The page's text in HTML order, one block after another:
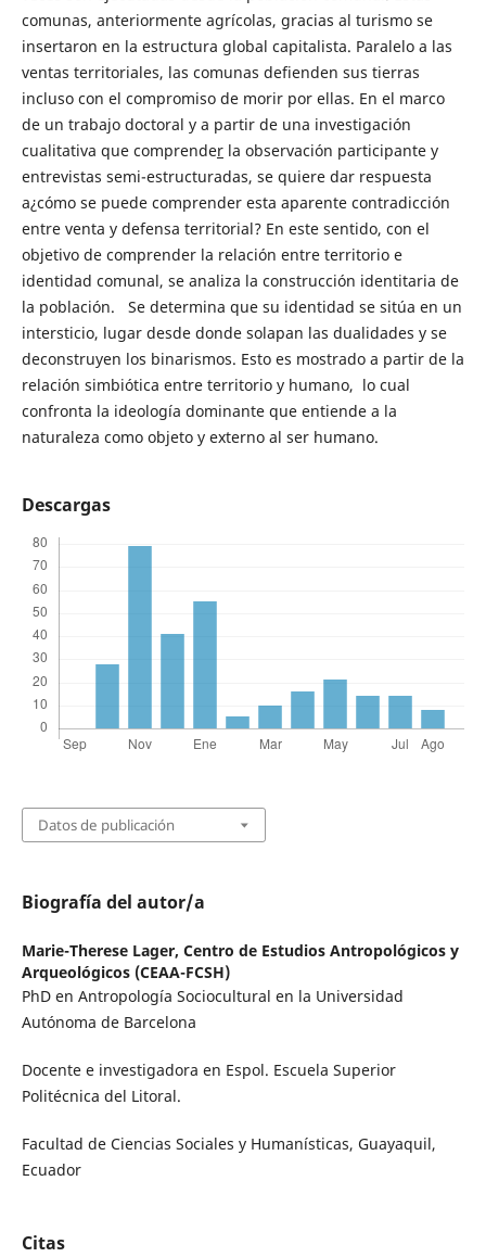
comunas, anteriormente agrícolas, gracias al turismo se
insertaron en la estructura global capitalista. Paralelo a las
ventas territoriales, las comunas defienden sus tierras
incluso con el compromiso de morir por ellas. En el marco
de un trabajo doctoral y a partir de una investigación
cualitativa que comprenderla observación participante y
entrevistas semi-estructuradas, se quiere dar respuesta
a¿cómo se puede comprender esta aparente contradicción
entre venta y defensa territorial? En este sentido, con el
objetivo de comprender la relación entre territorio e
identidad comunal, se analiza la construcción identitaria de
la población. Se determina que su identidad se sitúa en un
intersticio, lugar desde donde solapan las dualidades y se
deconstruyen los binarismos. Esto es mostrado a partir de la
relación simbiótica entre territorio y humano, lo cual
confronta la ideología dominante que entiende a la
naturaleza como objeto y externo al ser humano.
Descargas
Datos de publicación
Biografía del autor/a
Marie-Therese Lager, Centro de Estudios Antropológicos y
Arqueológicos (CEAA-FCSH)
PhD en Antropología Sociocultural en la Universidad
Autónoma de Barcelona
Docente e investigadora en Espol. Escuela Superior
Politécnica del Litoral.
Facultad de Ciencias Sociales y Humanísticas, Guayaquil,
Ecuador
Citas